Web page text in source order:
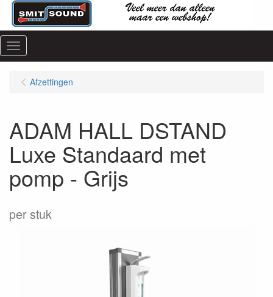
Menu
Afzettingen
ADAM HALL DSTAND
Luxe Standaard met
pomp - Grijs
per stuk